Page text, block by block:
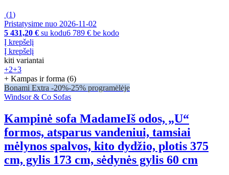
(1)
Pristatysime nuo 2026‑11‑02
5 431,20 € su kodu6 789 € be kodo
Į krepšelį
Į krepšelį
kiti variantai
+2+3
+ Kampas ir forma (6)
Bonami Extra -20%-25% programėlėje
Windsor & Co Sofas
Kampinė sofa MadameIš odos, „U“
formos, atsparus vandeniui, tamsiai
mėlynos spalvos, kito dydžio, plotis 375
cm, gylis 173 cm, sėdynės gylis 60 cm